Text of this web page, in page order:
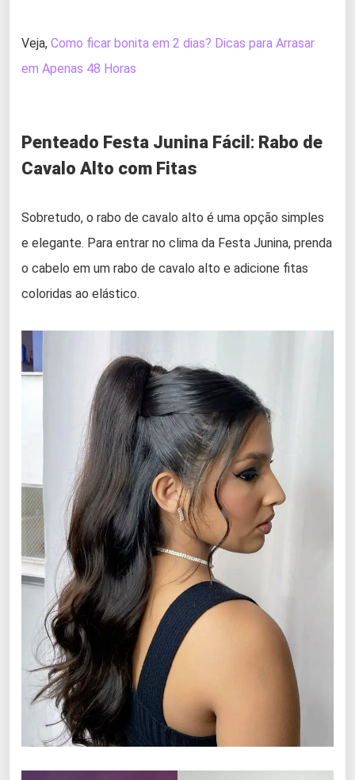
Veja, Como ficar bonita em 2 dias? Dicas para Arrasar
em Apenas 48 Horas
Penteado Festa Junina Fácil : Rabo de
Cavalo Alto com Fitas
Sobretudo, o rabo de cavalo alto é uma opção simples
e elegante. Para entrar no clima da Festa Junina, prenda
o cabelo em um rabo de cavalo alto e adicione fitas
coloridas ao elástico.